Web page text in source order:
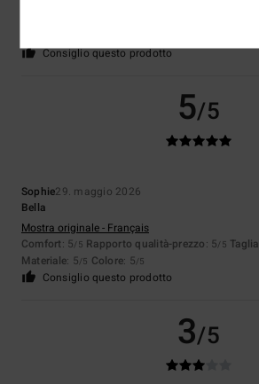
Consiglio questo prodotto
5/5
Sophie29. maggio 2026
Bella
Mostra originale - Français
Comfort: 5/5 Rapporto qualità-prezzo: 5/5 Taglia
Materiale: 5/5 Colore: 5/5
Consiglio questo prodotto
3/5